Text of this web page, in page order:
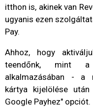
itthon is, akinek van
ugyanis ezen
Pay.
Ahhoz, hogy
teendőnk, mint a
alkalmazásában - a
kártya kijelölése
Google Payhez" opciót.